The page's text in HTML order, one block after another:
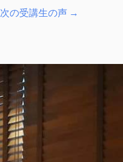
次の受講生の声 →